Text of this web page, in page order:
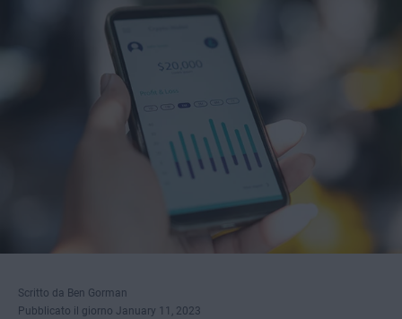
Scritto da Ben Gorman
Pubblicato il giorno January 11, 2023